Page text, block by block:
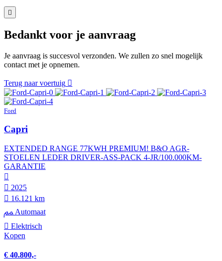
Bedankt voor je aanvraag
Je aanvraag is succesvol verzonden. We zullen zo snel mogelijk
contact met je opnemen.
Terug naar voertuig
Ford
Capri
EXTENDED RANGE 77KWH PREMIUM! B&O AGR-
STOELEN LEDER DRIVER-ASS-PACK 4-JR/100.000KM-
GARANTIE
2025
16.121 km
Automaat
Elektrisch
Kopen
€ 40.800,-